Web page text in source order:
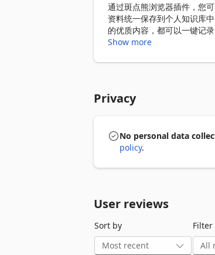
通过斑点熊浏览器插件，您
资料统一保存到个人知识库
的优质内容，都可以一键记
您可以更快定位历史收藏内
复用的个人知识资产。
Show more
Privacy
No personal data
policy.
User reviews
Sort by